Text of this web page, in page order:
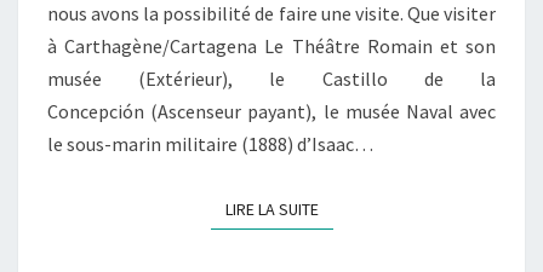
nous avons la possibilité de faire une visite. Que visiter
à Carthagène/Cartagena Le Théâtre Romain et son
musée (Extérieur), le Castillo de la
Concepción (Ascenseur payant), le musée Naval avec
le sous-marin militaire (1888) d’Isaac…
LIRE LA SUITELIRE LA SUITE